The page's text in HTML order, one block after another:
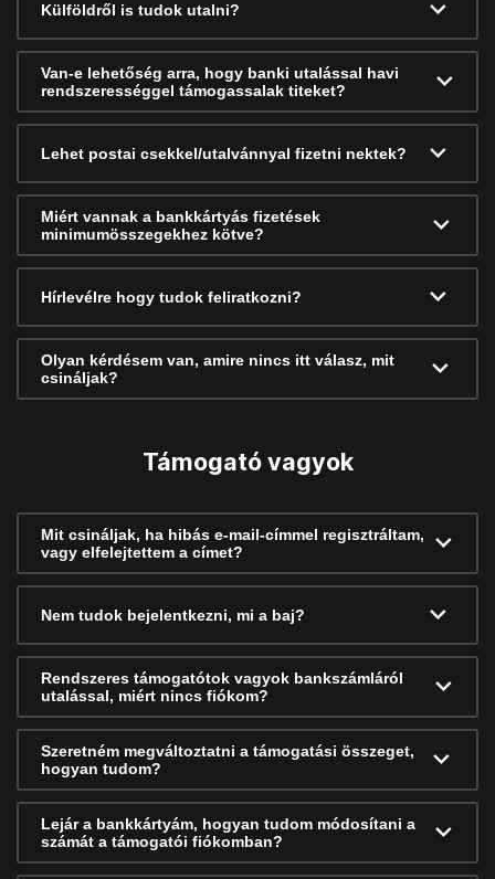
Külföldről is tudok utalni?
Van-e lehetőség arra, hogy banki utalással havi
rendszerességgel támogassalak titeket?
Lehet postai csekkel/utalvánnyal fizetni nektek?
Miért vannak a bankkártyás fizetések
minimumösszegekhez kötve?
Hírlevélre hogy tudok feliratkozni?
Olyan kérdésem van, amire nincs itt válasz, mit
csináljak?
Támogató vagyok
Mit csináljak, ha hibás e-mail-címmel regisztráltam,
vagy elfelejtettem a címet?
Nem tudok bejelentkezni, mi a baj?
Rendszeres támogatótok vagyok bankszámláról
utalással, miért nincs fiókom?
Szeretném megváltoztatni a támogatási összeget,
hogyan tudom?
Lejár a bankkártyám, hogyan tudom módosítani a
számát a támogatói fiókomban?